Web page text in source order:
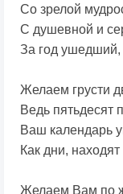
Со зрелой
С душевной и
За год ушедший,
Желаем грусти
Ведь пятьдесят
Ваш календарь
Как дни,
Желаем Вам по